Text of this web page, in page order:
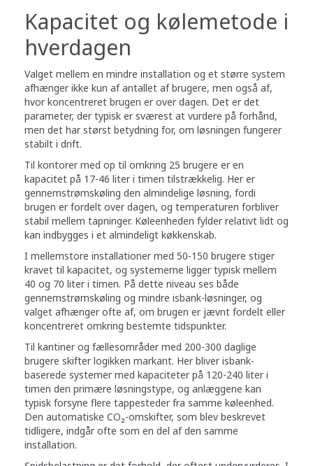
Kapacitet og kølemetode i
hverdagen
Valget mellem en mindre installation og et større system
afhænger ikke kun af antallet af brugere, men også af,
hvor koncentreret brugen er over dagen. Det er det
parameter, der typisk er sværest at vurdere på forhånd,
men det har størst betydning for, om løsningen fungerer
stabilt i drift.
Til kontorer med op til omkring 25 brugere er en
kapacitet på 17-46 liter i timen tilstrækkelig. Her er
gennemstrømskøling den almindelige løsning, fordi
brugen er fordelt over dagen, og temperaturen forbliver
stabil mellem tapninger. Køleenheden fylder relativt lidt og
kan indbygges i et almindeligt køkkenskab.
I mellemstore installationer med 50-150 brugere stiger
kravet til kapacitet, og systemerne ligger typisk mellem
40 og 70 liter i timen. På dette niveau ses både
gennemstrømskøling og mindre isbank-løsninger, og
valget afhænger ofte af, om brugen er jævnt fordelt eller
koncentreret omkring bestemte tidspunkter.
Til kantiner og fællesområder med 200-300 daglige
brugere skifter logikken markant. Her bliver isbank-
baserede systemer med kapaciteter på 120-240 liter i
timen den primære løsningstype, og anlæggene kan
typisk forsyne flere tappesteder fra samme køleenhed.
Den automatiske CO₂-omskifter, som blev beskrevet
tidligere, indgår ofte som en del af den samme
installation.